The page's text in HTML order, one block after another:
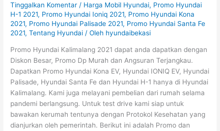
Tinggalkan Komentar / Harga Mobil Hyundai, Promo Hyundai
H-1 2021, Promo Hyundai Ioniq 2021, Promo Hyundai Kona
2021, Promo Hyundai Palisade 2021, Promo Hyundai Santa Fe
2021,Tentang Hyundai / Oleh hyundaibekasi
Promo Hyundai Kalimalang 2021 dapat anda dapatkan dengan
Diskon Besar, Promo Dp Murah dan Angsuran Terjangkau.
Dapatkan Promo Hyundai Kona EV, Hyundai IONIQ EV, Hyundai
Palisade, Hyundai Santa Fe dan Hyundai H-1 hanya di Hyundai
Kalimalang. Kami juga melayani pembelian dari rumah selama
pandemi berlangsung. Untuk test drive kami siap untuk
bawakan kerumah tentunya dengan Protokol Kesehatan yang
dianjurkan oleh pemerintah. Berikut ini adalah Promo dan